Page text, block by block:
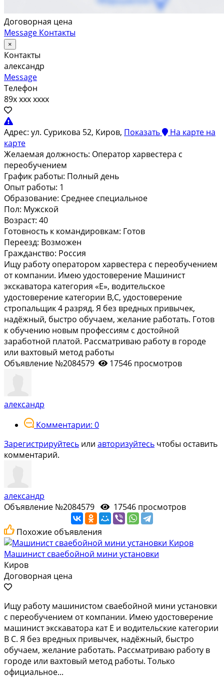
Договорная цена
Message Контакты
×
Контакты
александр
Message
Телефон
89x xxx xxxx
Адрес: ул. Сурикова 52, Киров, Показать На карте на
карте
Желаемая должность: Оператор харвестера с
переобучением
График работы: Полный день
Опыт работы: 1
Образование: Среднее специальное
Пол: Мужской
Возраст: 40
Готовность к командировкам: Готов
Переезд: Возможен
Гражданство: Россия
Ищу работу оператором харвестера с переобучением
от компании. Имею удостоверение Машинист
экскаватора категория «Е», водительское
удостоверение категории В,С, удостоверение
стропальщик 4 разряд. Я без вредных привычек,
надёжный, быстро обучаем, желание работать. Готов
к обучению новым профессиям с достойной
заработной платой. Рассматриваю работу в городе
или вахтовый метод работы
Объявление №2084579
17546 просмотров
александр
Комментарии: 0
Зарегистрируйтесь или авторизуйтесь чтобы оставить
комментарий.
александр
Объявление №2084579
17546 просмотров
Похожие объявления
Машинист сваебойной мини установки
Киров
Договорная цена
Ищу работу машинистом сваебойной мини установки
с переобучением от компании. Имею удостоверение
машинист экскаватора кат Е и водительские категории
В С. Я без вредных привычек, надёжный, быстро
обучаем, желание работать. Рассматриваю работу в
городе или вахтовый метод работы. Только
официальное...